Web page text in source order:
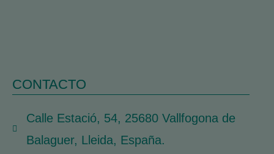
CONTACTO
Calle Estació, 54, 25680 Vallfogona de
Balaguer, Lleida, España.